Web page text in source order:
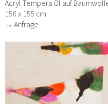
Acryl Tempera Öl auf
150 x 155 cm
→ Anfrage